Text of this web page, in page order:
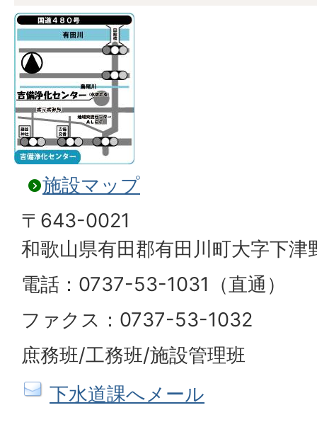
施設マップ
〒643-0021
和歌山県有田郡有田川町大字下津
電話：0737-53-1031（直通）
ファクス：0737-53-1032
庶務班/工務班/施設管理班
下水道課へメール